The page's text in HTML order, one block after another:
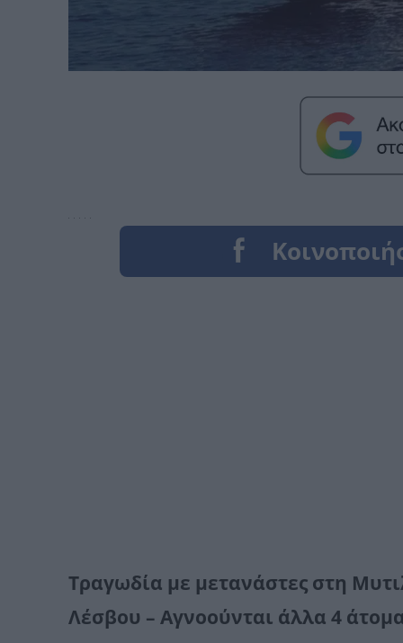
Τραγωδία με μετανάστες στη
Λέσβου – Αγνοούνται άλλα 4